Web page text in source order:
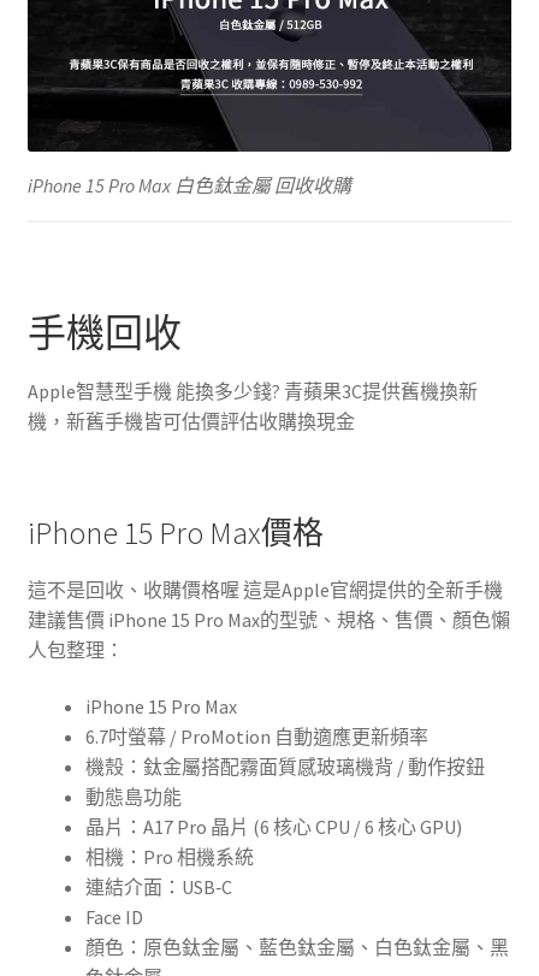
iPhone 15 Pro Max 白色鈦金屬 回收收購
手機回收
Apple智慧型手機 能換多少錢? 青蘋果3C提供舊機換新
機，新舊手機皆可估價評估收購換現金
iPhone 15 Pro Max價格
這不是回收、收購價格喔 這是Apple官網提供的全新手機
建議售價 iPhone 15 Pro Max的型號、規格、售價、顏色懶
人包整理：
iPhone 15 Pro Max
6.7吋螢幕 / ProMotion 自動適應更新頻率
機殼：鈦金屬搭配霧面質感玻璃機背 / 動作按鈕
動態島功能
晶片：A17 Pro 晶片 (6 核心 CPU / 6 核心 GPU)
相機：Pro 相機系統
連結介面：USB‑C
Face ID
顏色：原色鈦金屬、藍色鈦金屬、白色鈦金屬、黑